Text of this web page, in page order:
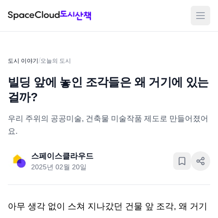
메뉴
도시 이야기 /오늘의 도시
빌딩 앞에 놓인 조각들은 왜 거기에 있는
걸까?
우리 주위의 공공미술, 건축물 미술작품 제도로 만들어졌어
요.
스페이스클라우드
2025년 02월 20일
아무 생각 없이 스쳐 지나갔던 건물 앞 조각, 왜 거기